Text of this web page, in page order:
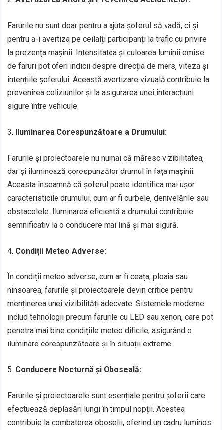
Farurile nu sunt doar pentru a ajuta șoferul să vadă, ci și
pentru a-i avertiza pe ceilalți participanți la trafic cu privire
la prezența mașinii. Intensitatea și culoarea luminii emise
de faruri pot oferi indicii despre direcția de mers, viteza și
intențiile șoferului. Această avertizare vizuală contribuie la
prevenirea coliziunilor și la asigurarea unei interacțiuni
sigure între vehicule.
3. Iluminarea Corespunzătoare a Drumului:
Farurile și proiectoarele nu numai că măresc vizibilitatea,
dar și iluminează corespunzător drumul în fața mașinii.
Aceasta înseamnă că șoferul poate identifica mai ușor
caracteristicile drumului, cum ar fi curbele, denivelările sau
obstacolele. Iluminarea eficientă a drumului contribuie
semnificativ la o conducere mai lină și mai sigură.
4. Condiții Meteo Adverse:
În condiții meteo adverse, cum ar fi ceața, ploaia sau
ninsoarea, farurile și proiectoarele devin critice pentru
menținerea unei vizibilități adecvate. Sistemele moderne
includ tehnologii precum farurile cu LED sau xenon, care pot
penetra mai bine condițiile meteo dificile, asigurând o
iluminare corespunzătoare și în situații extreme.
5. Conducere Nocturnă și Oboseală:
Farurile și proiectoarele sunt esențiale pentru șoferii care
efectuează deplasări lungi în timpul nopții. Acestea
contribuie la combaterea oboselii, oferind un cadru luminos